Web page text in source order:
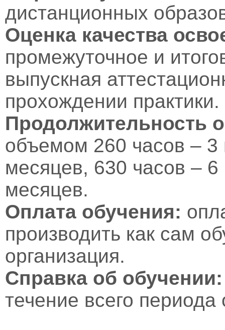
дистанционных
Оценка качества
промежуточное и
выпускная
прохождении практики.
Продолжительность
объемом 260 часов –
месяцев, 630 часов –
месяцев.
Оплата обучения:
производить как сам
организация.
Справка об обучении:
течение всего периода